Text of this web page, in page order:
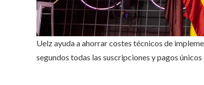
Uelz ayuda a ahorrar costes técnicos de
segundos todas las suscripciones y pagos